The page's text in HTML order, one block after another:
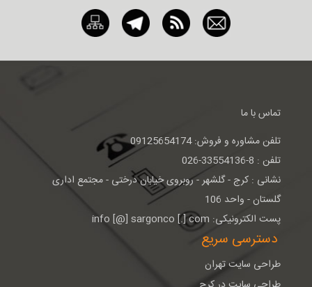
تماس با ما
تلفن مشاوره و فروش: 09125654174
تلفن : 8-33554136-026
نشانی : كرج - گلشهر - روبروی خيابان درختی - مجتمع اداری
گلستان - واحد 106
پست الکترونیکی: info [@] sargonco [.] com
دسترسی سریع
طراحی سایت تهران